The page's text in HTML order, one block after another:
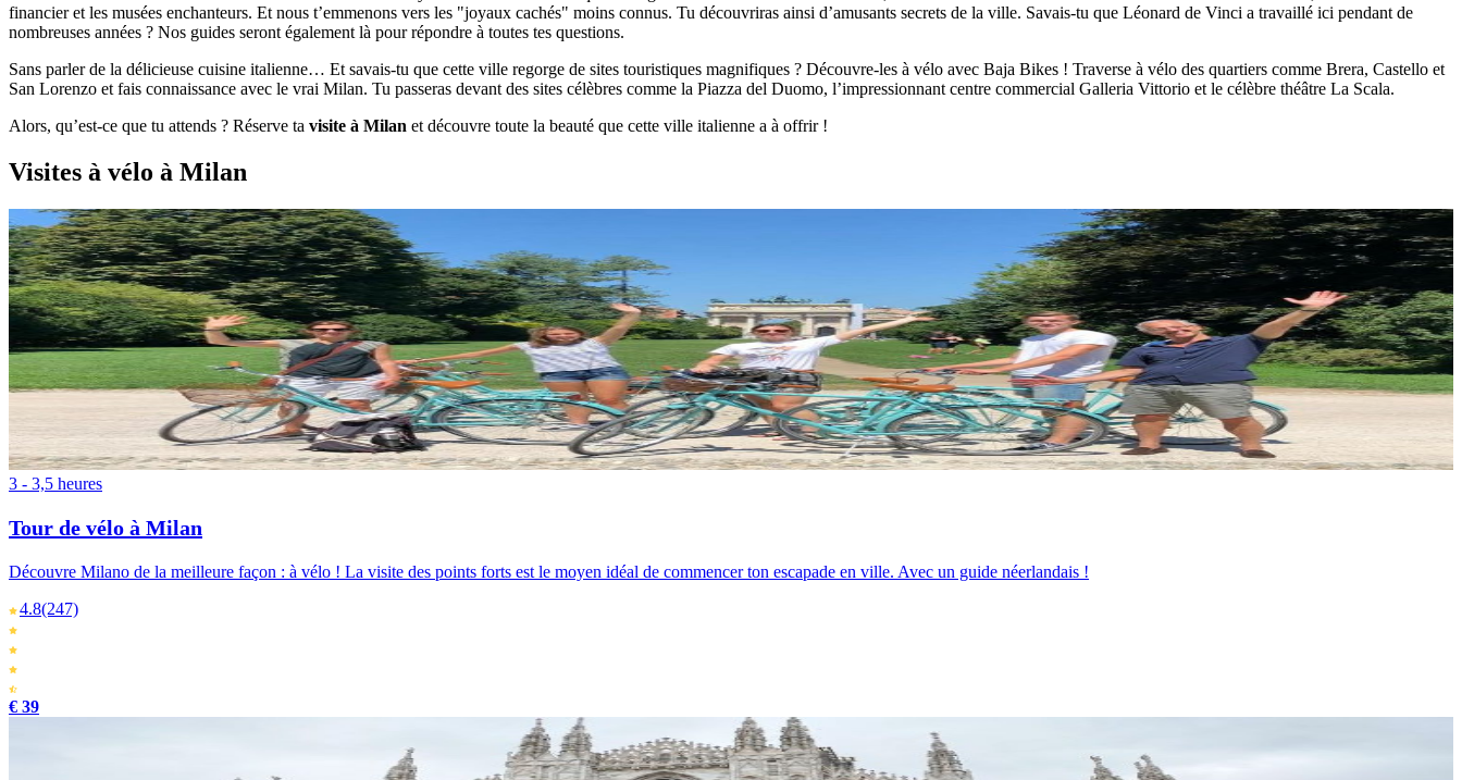
financier et les musées enchanteurs. Et nous t’emmenons vers les "joyaux cachés" moins connus. Tu découvriras ainsi d’amusants secrets de la ville. Savais-tu que Léonard de Vinci a travaillé ici pendant de
nombreuses années ? Nos guides seront également là pour répondre à toutes tes questions.
Sans parler de la délicieuse cuisine italienne… Et savais-tu que cette ville regorge de sites touristiques magnifiques ? Découvre-les à vélo avec Baja Bikes ! Traverse à vélo des quartiers comme Brera, Castello et
San Lorenzo et fais connaissance avec le vrai Milan. Tu passeras devant des sites célèbres comme la Piazza del Duomo, l’impressionnant centre commercial Galleria Vittorio et le célèbre théâtre La Scala.
Alors, qu’est-ce que tu attends ? Réserve ta visite à Milan et découvre toute la beauté que cette ville italienne a à offrir !
Visites à vélo à Milan
3 - 3,5 heures
Tour de vélo à Milan
Découvre Milano de la meilleure façon : à vélo ! La visite des points forts est le moyen idéal de commencer ton escapade en ville. Avec un guide néerlandais !
4.8(247)
€ 39